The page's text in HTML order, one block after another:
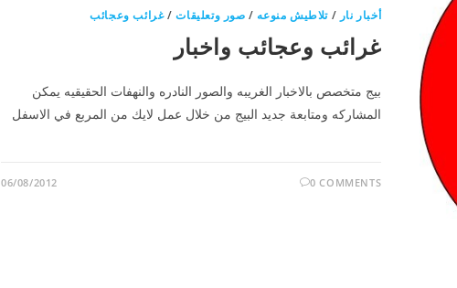
أخبار نار /تلاطيش منوعه / صور وتعليقات/غرائب وعجائب
غرائب وعجائب واخبار
بيج متخصص بالاخبار الغريبه والصور النادره والنهفات الحقيقيه يمكن
المشاركه ومتابعة جديد البيج من خلال عمل لايك من المربع في الاسفل
0 COMMENTS
06/08/2012